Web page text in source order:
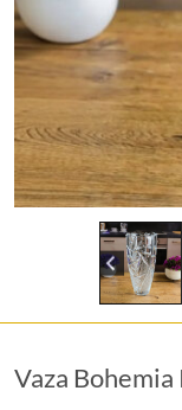
Vaza